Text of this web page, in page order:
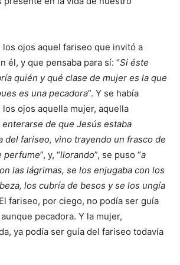
los ojos aquel fariseo que invitó a
él, y que pensaba para sí: “Si éste
quién y qué clase de mujer es la que
es una pecadora”. Y se había
ojos aquella mujer, aquella
enterarse de que Jesús estaba
del fariseo, vino trayendo un frasco de
perfume”, y, “llorando”, se puso “a
las lágrimas, se los enjugaba con los
los cubría de besos y se los ungía
fariseo, por ciego, no podía ser guía
pecadora. Y la mujer,
ya podía ser guía del fariseo todavía